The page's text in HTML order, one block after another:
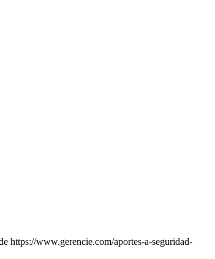
https://www.gerencie.com/aportes-a-seguridad-